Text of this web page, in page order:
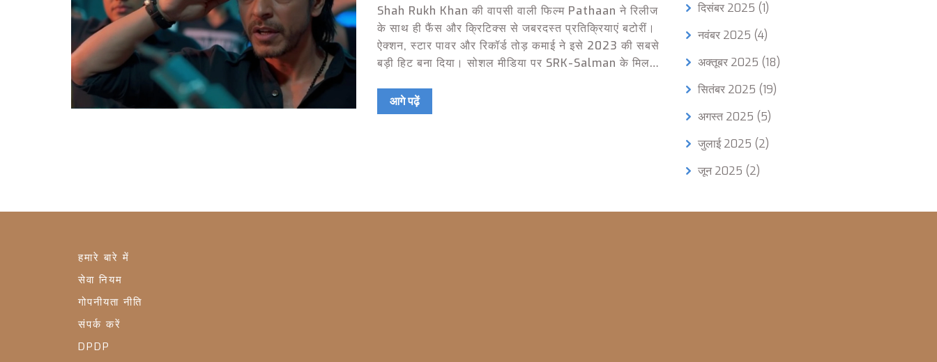
Shah Rukh Khan की वापसी वाली फिल्म Pathaan ने रिलीज
के साथ ही फैंस और क्रिटिक्स से जबरदस्त प्रतिक्रियाएं बटोरीं।
ऐक्शन, स्टार पावर और रिकॉर्ड तोड़ कमाई ने इसे 2023 की सबसे
बड़ी हिट बना दिया। सोशल मीडिया पर SRK-Salman के मिलन
आगे पढ़ें
दिसंबर 2025 (1)
नवंबर 2025 (4)
अक्तूबर 2025 (18)
सितंबर 2025 (19)
अगस्त 2025 (5)
जुलाई 2025 (2)
जून 2025 (2)
हमारे बारे में
सेवा नियम
गोपनीयता नीति
संपर्क करें
DPDP